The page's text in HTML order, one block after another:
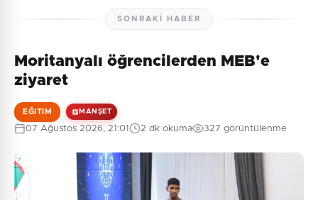
SONRAKI HABER
Moritanyalı öğrencilerden MEB'e
ziyaret
EĞITIM MANŞET
07 Ağustos 2026, 21:01 2 dk okuma 327 görüntülenme